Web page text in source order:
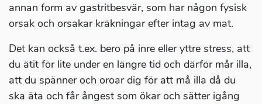
annan form av gastritbesvär, som har någon fysisk
orsak och orsakar kräkningar efter intag av mat.
Det kan också t.ex. bero på inre eller yttre stress, att
du ätit för lite under en längre tid och därför mår illa,
att du spänner och oroar dig för att må illa då du
ska äta och får ångest som ökar och sätter igång